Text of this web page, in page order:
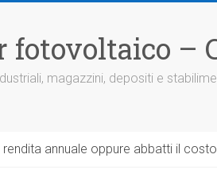
–
magazzini, depositi e
rendita annuale oppure abbatti il